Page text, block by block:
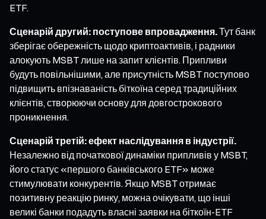
ETF.
Сценарій другий: поступове впровадження.Тут банк
зберігає обережність щодо криптоактивів, і радники
алокують MSBT лише на запит клієнтів. Припливи
будуть повільнішими, але присутність MSBT поступово
підвищить впізнаваність біткоїна серед традиційних
клієнтів, створюючи основу для довгострокового
проникнення.
Сценарій третій: ефект наслідування в індустрії.
Незалежно від початкової динаміки припливів у MSBT,
його статус «першого банківського ETF» може
стимулювати конкурентів. Якщо MSBT отримає
позитивну реакцію ринку, можна очікувати, що інші
великі банки подадуть власні заявки на біткоїн-ETF